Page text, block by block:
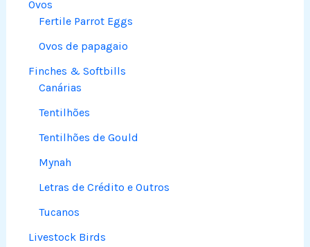
Ovos
Fertile Parrot Eggs
Ovos de papagaio
Finches & Softbills
Canárias
Tentilhões
Tentilhões de Gould
Mynah
Letras de Crédito e Outros
Tucanos
Livestock Birds